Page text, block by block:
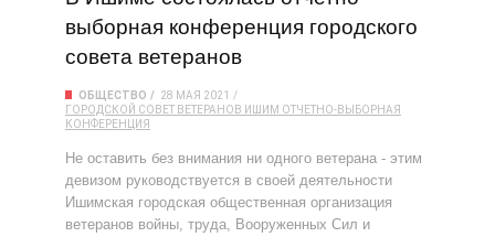
выборная конференция городского
совета ветеранов
ОБЩЕСТВО
28 МАЯ 2021
ГОРОДСКОЙ СОВЕТ ВЕТЕРАНОВ ИШИМ ОТЧЕТНО-ВЫБОРНАЯ
КОНФЕРЕНЦИЯ
Не оставить без внимания ни одного ветерана - этим
девизом руководствуется в своей деятельности
Ишимская городская общественная организация
ветеранов войны, труда, Вооруженных Сил и